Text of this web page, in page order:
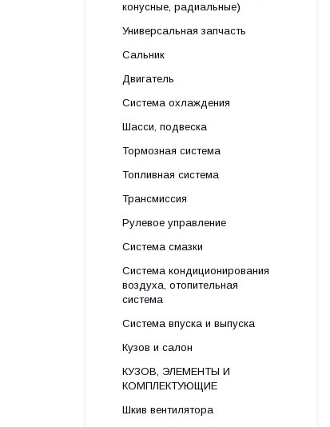
конусные, радиальные)
Универсальная запчасть
Сальник
Двигатель
Система охлаждения
Шасси, подвеска
Тормозная система
Топливная система
Трансмиссия
Рулевое управление
Система смазки
Система кондиционирования
воздуха, отопительная
система
Система впуска и выпуска
Кузов и салон
КУЗОВ, ЭЛЕМЕНТЫ И
КОМПЛЕКТУЮЩИЕ
Шкив вентилятора